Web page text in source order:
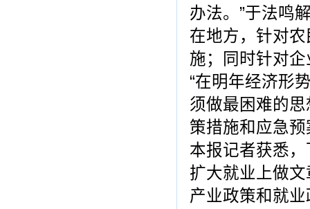
办法。”于法鸣
在地方，针对
施；同时针对企
“在明年经济形
须做最困难的
策措施和应急
本报记者获悉
扩大就业上做
产业政策和就